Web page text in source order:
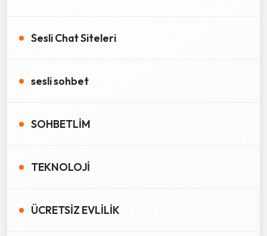
Sesli Chat Siteleri
sesli sohbet
SOHBETLİM
TEKNOLOJİ
ÜCRETSİZ EVLİLİK